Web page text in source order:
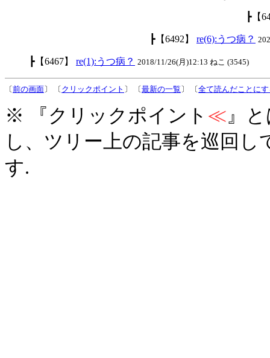
┣【
┣【6492】 re(6):うつ病？
┣【6467】 re(1):うつ病？ 2018/11/26(月)12:13 ねこ (3545)
〔前の画面〕 〔 クリックポイント 〕 〔最新の一覧 〕 〔全て読んだことに
※ 『クリックポイント ≪』
し、ツリー上の記事を巡回
す.